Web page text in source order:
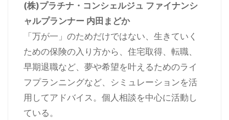
(株)プラチナ・コンシェルジュ ファイナンシ
ャルプランナー 内田まどか
「万が一」のためだけではない、生きていく
ための保険の入り方から、住宅取得、転職、
早期退職など、夢や希望を叶えるためのライ
フプランニングなど、シミュレーションを活
用してアドバイス。個人相談を中心に活動し
ている。